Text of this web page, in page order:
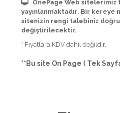
OnePage Web sitelerimiz
yayınlanmaktadır. Bir kereye
sitenizin rengi talebiniz
değiştirilecektir.
* Fiyatlara KDV dahil değildir.
**Bu site On Page ( Tek